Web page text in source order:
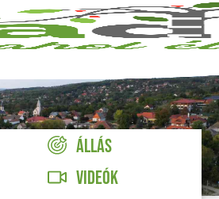
ÁLLÁS
VIDEÓK